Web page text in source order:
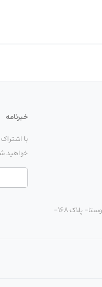
عوامل محیطی استفاده
جمله تابلوهای برق
آدرس : تهران- خیابان آزادی- بین خیابان اسکندری و اوستا- پلاک 168-
خبرنامه
با
خواهید